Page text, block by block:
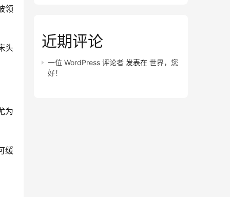
领
头
为
缓
近期评论
一位 WordPress 评论者 发表在 世界，您
好！